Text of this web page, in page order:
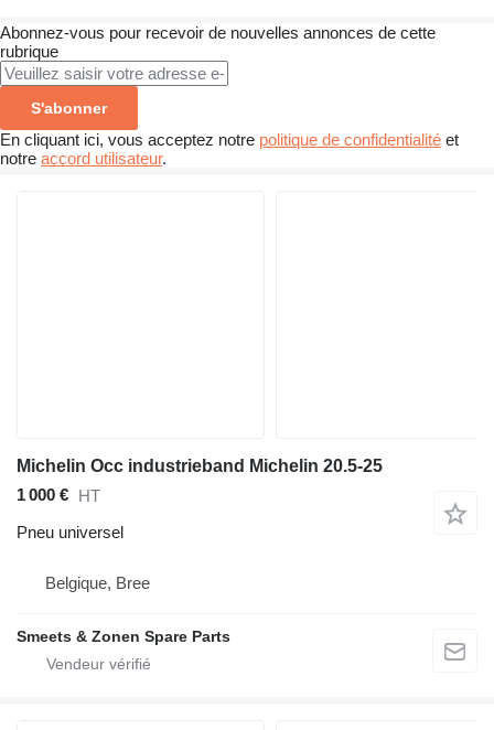
Abonnez-vous pour recevoir de nouvelles annonces de cette
rubrique
S'abonner
En cliquant ici, vous acceptez notre politique de confidentialité et
notre accord utilisateur.
Michelin Occ industrieband Michelin 20.5-25
1 000 € HT
Pneu universel
Belgique, Bree
Smeets & Zonen Spare Parts